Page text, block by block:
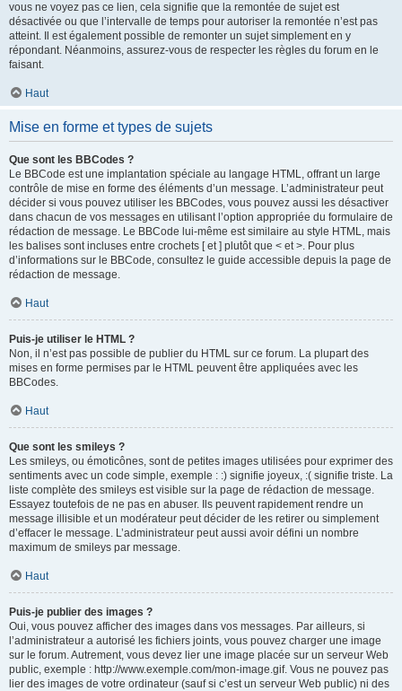
vous ne voyez pas ce lien, cela signifie que la remontée de sujet est
désactivée ou que l’intervalle de temps pour autoriser la remontée n’est pas
atteint. Il est également possible de remonter un sujet simplement en y
répondant. Néanmoins, assurez-vous de respecter les règles du forum en le
faisant.
Haut
Mise en forme et types de sujets
Que sont les BBCodes ?
Le BBCode est une implantation spéciale au langage HTML, offrant un large
contrôle de mise en forme des éléments d’un message. L’administrateur peut
décider si vous pouvez utiliser les BBCodes, vous pouvez aussi les désactiver
dans chacun de vos messages en utilisant l’option appropriée du formulaire de
rédaction de message. Le BBCode lui-même est similaire au style HTML, mais
les balises sont incluses entre crochets [ et ] plutôt que < et >. Pour plus
d’informations sur le BBCode, consultez le guide accessible depuis la page de
rédaction de message.
Haut
Puis-je utiliser le HTML ?
Non, il n’est pas possible de publier du HTML sur ce forum. La plupart des
mises en forme permises par le HTML peuvent être appliquées avec les
BBCodes.
Haut
Que sont les smileys ?
Les smileys, ou émoticônes, sont de petites images utilisées pour exprimer des
sentiments avec un code simple, exemple : :) signifie joyeux, :( signifie triste. La
liste complète des smileys est visible sur la page de rédaction de message.
Essayez toutefois de ne pas en abuser. Ils peuvent rapidement rendre un
message illisible et un modérateur peut décider de les retirer ou simplement
d’effacer le message. L’administrateur peut aussi avoir défini un nombre
maximum de smileys par message.
Haut
Puis-je publier des images ?
Oui, vous pouvez afficher des images dans vos messages. Par ailleurs, si
l’administrateur a autorisé les fichiers joints, vous pouvez charger une image
sur le forum. Autrement, vous devez lier une image placée sur un serveur Web
public, exemple : http://www.exemple.com/mon-image.gif. Vous ne pouvez pas
lier des images de votre ordinateur (sauf si c’est un serveur Web public) ni des